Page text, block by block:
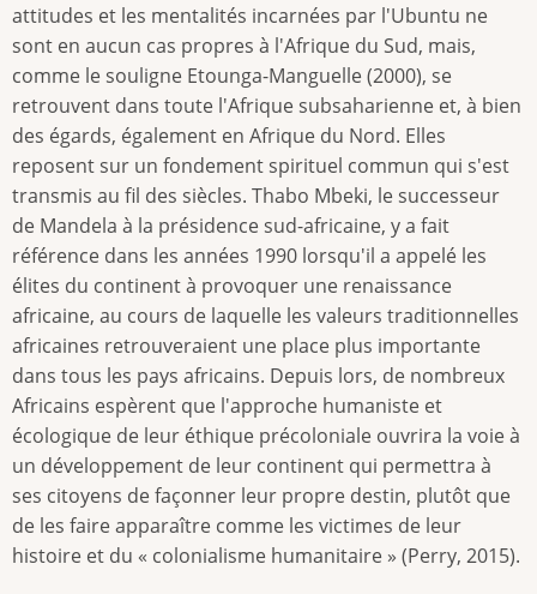
attitudes et les mentalités incarnées par l'Ubuntu ne
sont en aucun cas propres à l'Afrique du Sud, mais,
comme le souligne Etounga-Manguelle (2000), se
retrouvent dans toute l'Afrique subsaharienne et, à bien
des égards, également en Afrique du Nord. Elles
reposent sur un fondement spirituel commun qui s'est
transmis au fil des siècles. Thabo Mbeki, le successeur
de Mandela à la présidence sud-africaine, y a fait
référence dans les années 1990 lorsqu'il a appelé les
élites du continent à provoquer une renaissance
africaine, au cours de laquelle les valeurs traditionnelles
africaines retrouveraient une place plus importante
dans tous les pays africains. Depuis lors, de nombreux
Africains espèrent que l'approche humaniste et
écologique de leur éthique précoloniale ouvrira la voie à
un développement de leur continent qui permettra à
ses citoyens de façonner leur propre destin, plutôt que
de les faire apparaître comme les victimes de leur
histoire et du « colonialisme humanitaire » (Perry, 2015).